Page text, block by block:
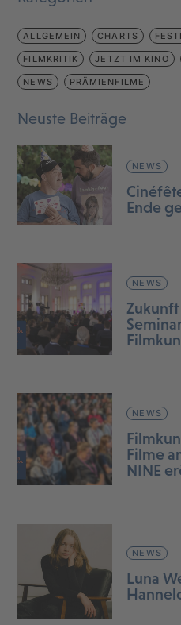
ALLGEMEIN CHARTS
FILMKRITIK JETZT IM KINO
NEWS PRÄMIENFILME
Neuste Beiträge
NEWS
Ende
NEWS
Zukunft
NEWS
Filme
NINE
NEWS
Luna